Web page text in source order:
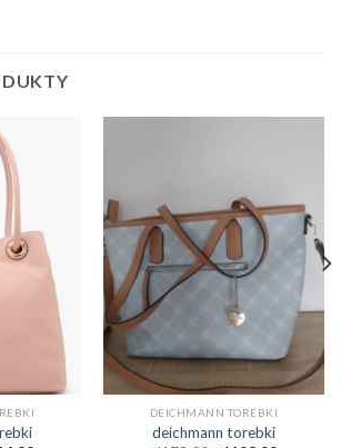
DEICHMANN TOREBKI
deichmann torebki